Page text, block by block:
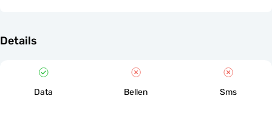
Details
Data Bellen Sms